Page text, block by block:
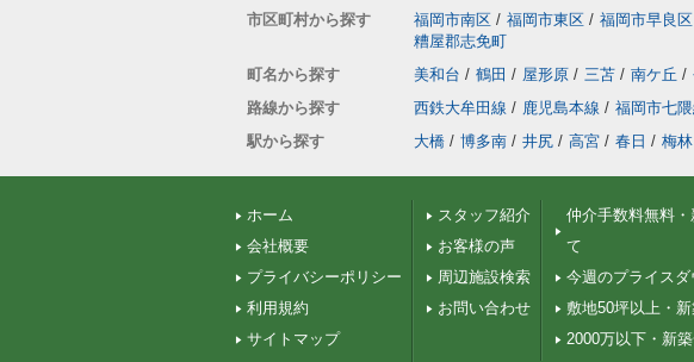
市区町村から探す 福岡市南区 / 福岡市東区 / 福岡市早良区
糟屋郡志免町
町名から探す
美和台 / 鶴田 / 屋形原 / 三苫 / 南ケ丘 /
路線から探す
西鉄大牟田線 / 鹿児島本線 / 福岡市七
駅から探す
大橋 / 博多南 / 井尻 / 高宮 / 春日 / 梅林
ホーム
会社概要
プライバシーポリシー
利用規約
サイトマップ
スタッフ紹介
お客様の声
周辺施設検索
お問い合わせ
仲介手数料無料・
て
今週のプライスダ
敷地50坪以上・
2000万以下・新